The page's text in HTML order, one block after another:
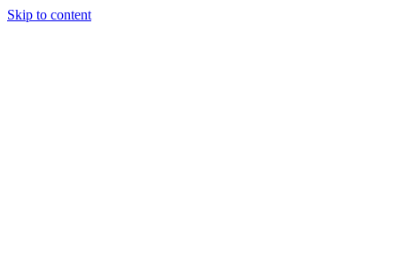
Skip to content